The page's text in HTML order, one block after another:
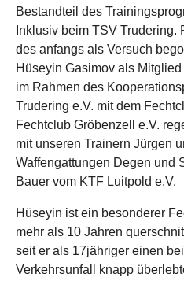
Bestandteil des
Inklusiv beim TSV Trudering.
des anfangs als Versuch
Hüseyin Gasimov als
im Rahmen des
Trudering e.V. mit dem
Fechtclub Gröbenzell e.V.
mit unseren Trainern Jürgen
Waffengattungen Degen und
Bauer vom KTF Luitpold e.V.
Hüseyin ist ein besonderer
mehr als 10 Jahren
seit er als 17jähriger einen
Verkehrsunfall knapp